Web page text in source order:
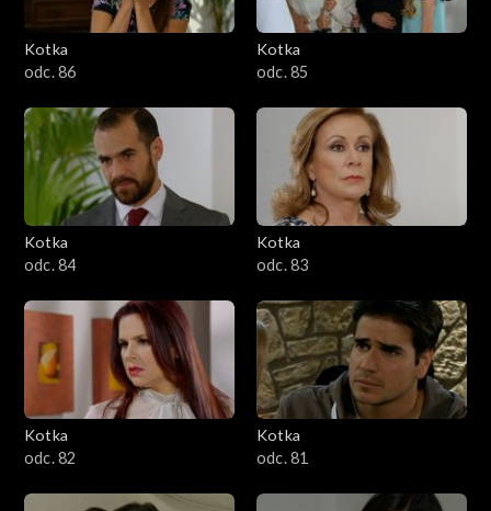
Kotka
odc. 86
Kotka
odc. 85
Kotka
odc. 84
Kotka
odc. 83
Kotka
odc. 82
Kotka
odc. 81